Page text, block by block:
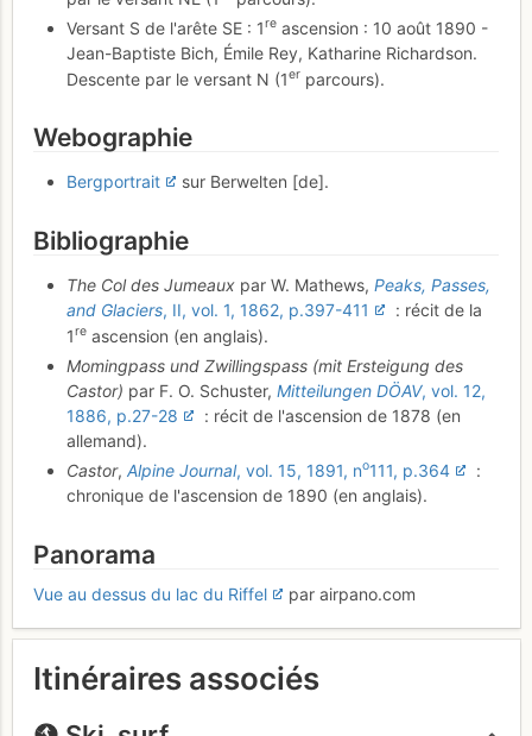
Versant S de l'arête SE : 1re ascension : 10 août 1890 -
Jean-Baptiste Bich, Émile Rey, Katharine Richardson.
Descente par le versant N (1er parcours).
Webographie
Bergportrait sur Berwelten [de].
Bibliographie
The Col des Jumeaux par W. Mathews, Peaks, Passes,
and Glaciers, II, vol. 1, 1862, p.397-411
: récit de la
1re ascension (en anglais).
Momingpass und Zwillingspass (mit Ersteigung des
Castor) par F. O. Schuster, Mitteilungen DÖAV, vol. 12,
1886, p.27-28
: récit de l'ascension de 1878 (en
allemand).
Castor, Alpine Journal, vol. 15, 1891, no111, p.364
:
chronique de l'ascension de 1890 (en anglais).
Panorama
Vue au dessus du lac du Riffel par airpano.com
Itinéraires associés